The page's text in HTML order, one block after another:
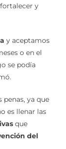
o en el
se podía
es llenar las
que
del